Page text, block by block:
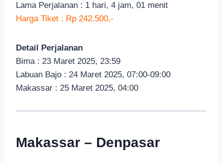
Lama Perjalanan : 1 hari, 4 jam, 01 menit
Harga Tiket : Rp 242.500,-
Detail Perjalanan
Bima : 23 Maret 2025, 23:59
Labuan Bajo : 24 Maret 2025, 07:00-09:00
Makassar : 25 Maret 2025, 04:00
Makassar – Denpasar